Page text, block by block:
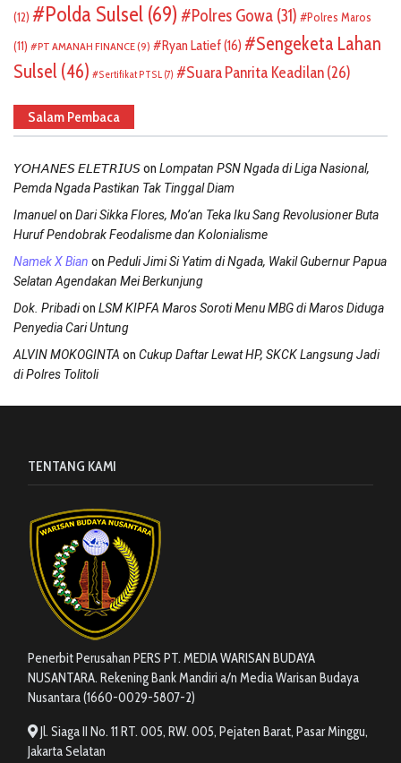
(12)
Polda Sulsel (69) Polres Gowa (31)
Polres Maros
(11)
PT AMANAH FINANCE(9) Ryan Latief(16)
Sengeketa Lahan
Sulsel (46) Sertifikat PTSL (7) Suara Panrita Keadilan(26)
Salam Pembaca
𝘠𝘖𝘏𝘈𝘕𝘌𝘚 𝘌𝘓𝘌𝘛𝘙𝘐𝘜𝘚on Lompatan PSN Ngada di Liga Nasional,
Pemda Ngada Pastikan Tak Tinggal Diam
Imanuelon Dari Sikka Flores, Mo’an Teka Iku Sang Revolusioner Buta
Huruf Pendobrak Feodalisme dan Kolonialisme
Namek X Bian on Peduli Jimi Si Yatim di Ngada, Wakil Gubernur Papua
Selatan Agendakan Mei Berkunjung
Dok. Pribadion LSM KIPFA Maros Soroti Menu MBG di Maros Diduga
Penyedia Cari Untung
ALVIN MOKOGINTA on Cukup Daftar Lewat HP, SKCK Langsung Jadi
di Polres Tolitoli
TENTANG KAMI
Penerbit Perusahan PERS PT. MEDIA WARISAN BUDAYA
NUSANTARA. Rekening Bank Mandiri a/n Media Warisan Budaya
Nusantara (1660-0029-5807-2)
Jl. Siaga II No. 11 RT. 005, RW. 005, Pejaten Barat, Pasar Minggu,
Jakarta Selatan